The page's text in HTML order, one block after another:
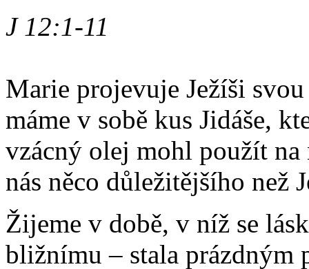
J 12:1-11
Marie projevuje Ježíši
máme v sobě kus Jidáše,
vzácný olej mohl použít na
nás něco důležitějšího než
Žijeme v době, v níž se
bližnímu – stala prázdným